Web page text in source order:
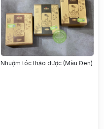
Nhuộm tóc thảo dược (Màu Đen)